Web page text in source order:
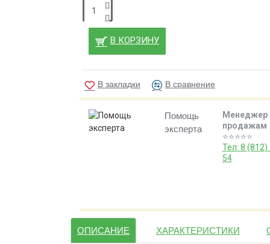
В КОРЗИНУ
В закладки В сравнение
Помощь
эксперта
Менеджер
продажам
⭐️⭐️⭐️⭐️⭐️
Тел: 8 (812)
54
ОПИСАНИЕ ХАРАКТЕРИСТИКИ